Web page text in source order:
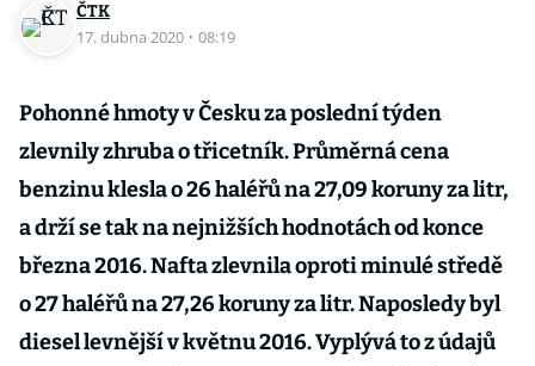
ČTK
17. dubna 2020 · 08:19
Pohonné hmoty v Česku za poslední týden
zlevnily zhruba o třicetník. Průměrná cena
benzinu klesla o 26 haléřů na 27,09 koruny za litr,
a drží se tak na nejnižších hodnotách od konce
března 2016. Nafta zlevnila oproti minulé středě
o 27 haléřů na 27,26 koruny za litr. Naposledy byl
diesel levnější v květnu 2016. Vyplývá to z údajů